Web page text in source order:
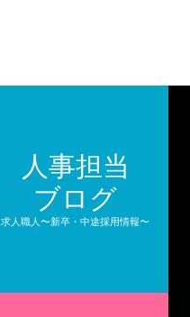
人事担当
ブログ
求人職人〜新卒・中途採用情報〜